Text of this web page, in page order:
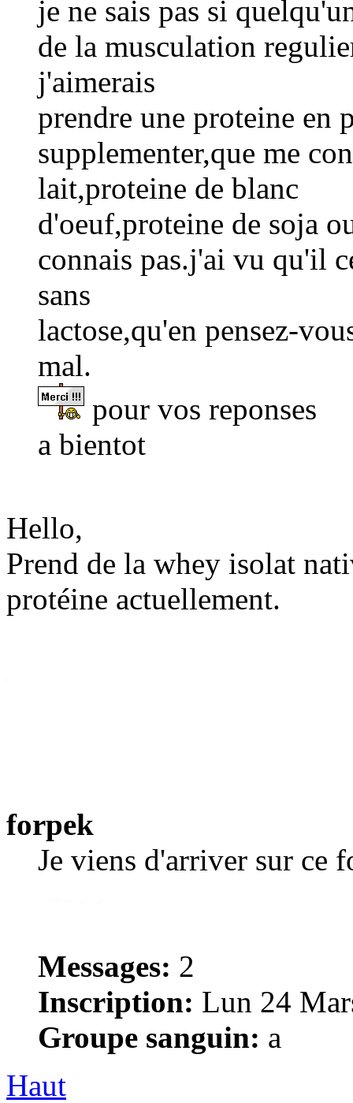
je ne sais pas si
de la musculation
j'aimerais
prendre une proteine en
supplementer,que me
lait,proteine de blanc
d'oeuf,proteine de soja
connais pas.j'ai vu qu'il
sans
lactose,qu'en pensez-
mal.
pour vos reponses
a bientot
Hello,
Prend de la whey isolat
protéine actuellement.
forpek
Je viens d'arriver sur ce
Messages: 2
Inscription: Lun 24
Groupe sanguin: a
Haut